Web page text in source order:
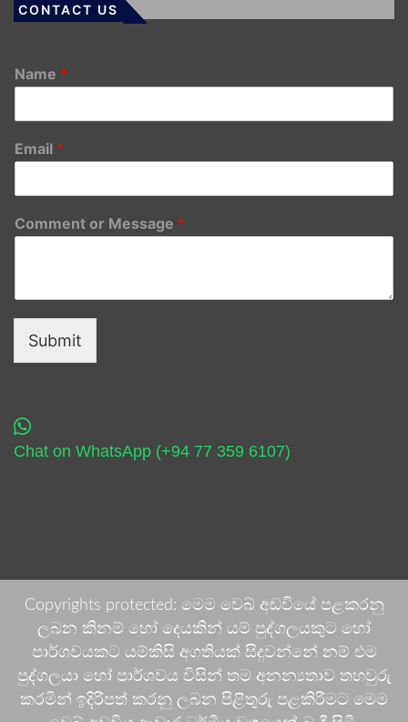
CONTACT US
Name *
Email *
Comment or Message *
Submit
Chat on WhatsApp (+94 77 359 6107)
Copyrights protected: මෙම වෙබ් අඩවියේ පළකරනු
ලබන කිනම් හෝ දෙයකින් යම් පුද්ගලයකුට හෝ
පාර්ශවයකට යම්කිසි අගතියක් සිදුවන්නේ නම් එම
පුද්ගලයා හෝ පාර්ශවය විසින් තම අනන්‍යතාව තහවුරු
කරමින් ඉදිරිපත් කරනු ලබන පිළිතුරු පළකිරීමට මෙම